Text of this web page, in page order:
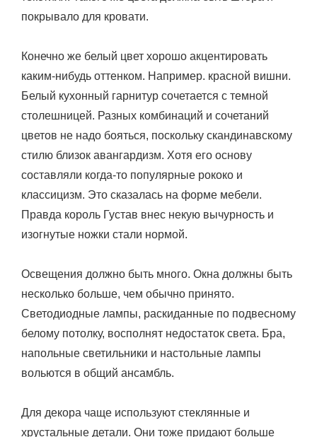
покрывало для кровати.
Конечно же белый цвет хорошо акцентировать
каким-нибудь оттенком. Например. красной вишни.
Белый кухонный гарнитур сочетается с темной
столешницей. Разных комбинаций и сочетаний
цветов не надо бояться, поскольку скандинавскому
стилю близок авангардизм. Хотя его основу
составляли когда-то популярные рококо и
классицизм. Это сказалась на форме мебели.
Правда король Густав внес некую вычурность и
изогнутые ножки стали нормой.
Освещения должно быть много. Окна должны быть
несколько больше, чем обычно принято.
Светодиодные лампы, раскиданные по подвесному
белому потолку, восполнят недостаток света. Бра,
напольные светильники и настольные лампы
вольются в общий ансамбль.
Для декора чаще используют стеклянные и
хрустальные детали. Они тоже придают больше